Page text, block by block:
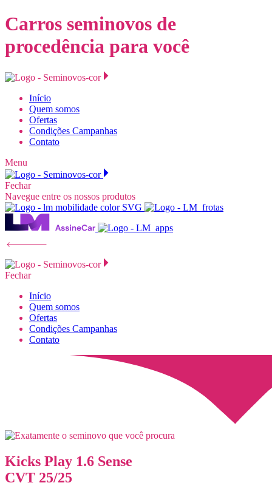
Carros seminovos de
procedência para você
Início
Quem somos
Ofertas
Condições Campanhas
Contato
Menu
Fechar
Navegue entre os nossos produtos
Fechar
Início
Quem somos
Ofertas
Condições Campanhas
Contato
Kicks Play 1.6 Sense
CVT 25/25